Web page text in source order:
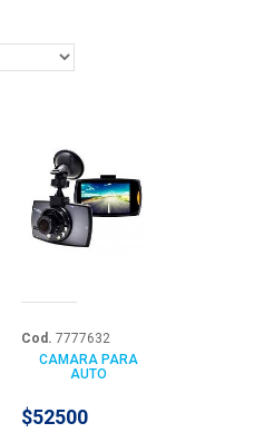
Cod. 7777632
CAMARA PARA
AUTO
$52500